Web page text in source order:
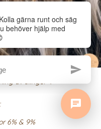
av slingor ✨
6% & 9%